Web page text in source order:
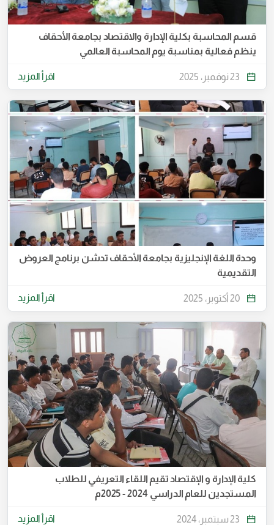
قسم المحاسبة بكلية الإدارة والاقتصاد بجامعة الأحقاف
ينظم فعالية بمناسبة يوم المحاسبة العالمي
23 نوفمبر، 2025 اقرأ المزيد
وحدة اللغة الإنجليزية بجامعة الأحقاف تدشن برنامج العروض
التقديمية
20 أكتوبر، 2025 اقرأ المزيد
كلية الإدارة و الإقتصاد تقيم اللقاء التعريفي للطلاب
المستجدين للعام الدراسي 2024 - 2025م
23 سبتمبر، 2024 اقرأ المزيد